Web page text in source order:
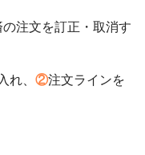
の注文を訂正・取消す
れ、 ②注文ラインを